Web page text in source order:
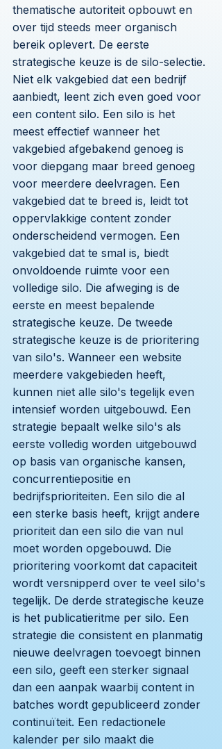
thematische autoriteit opbouwt en
over tijd steeds meer organisch
bereik oplevert. De eerste
strategische keuze is de silo-selectie.
Niet elk vakgebied dat een bedrijf
aanbiedt, leent zich even goed voor
een content silo. Een silo is het
meest effectief wanneer het
vakgebied afgebakend genoeg is
voor diepgang maar breed genoeg
voor meerdere deelvragen. Een
vakgebied dat te breed is, leidt tot
oppervlakkige content zonder
onderscheidend vermogen. Een
vakgebied dat te smal is, biedt
onvoldoende ruimte voor een
volledige silo. Die afweging is de
eerste en meest bepalende
strategische keuze. De tweede
strategische keuze is de prioritering
van silo's. Wanneer een website
meerdere vakgebieden heeft,
kunnen niet alle silo's tegelijk even
intensief worden uitgebouwd. Een
strategie bepaalt welke silo's als
eerste volledig worden uitgebouwd
op basis van organische kansen,
concurrentiepositie en
bedrijfsprioriteiten. Een silo die al
een sterke basis heeft, krijgt andere
prioriteit dan een silo die van nul
moet worden opgebouwd. Die
prioritering voorkomt dat capaciteit
wordt versnipperd over te veel silo's
tegelijk. De derde strategische keuze
is het publicatieritme per silo. Een
strategie die consistent en planmatig
nieuwe deelvragen toevoegt binnen
een silo, geeft een sterker signaal
dan een aanpak waarbij content in
batches wordt gepubliceerd zonder
continuïteit. Een redactionele
kalender per silo maakt die